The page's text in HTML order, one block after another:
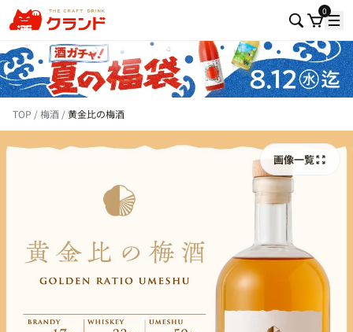
0
TOP 梅酒 黄金比の梅酒
画像一覧